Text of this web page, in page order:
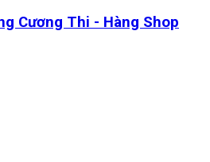
Cương Thi - Hàng Shop